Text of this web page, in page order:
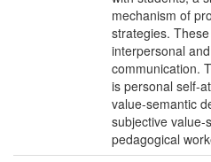
mechanism of
strategies.
interpersonal
communication.
is personal self-
value-semantic
subjective value-
pedagogical